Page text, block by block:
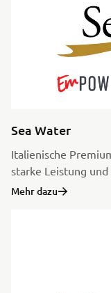
Sea Water
Italienische
starke Leistung
Mehr dazu